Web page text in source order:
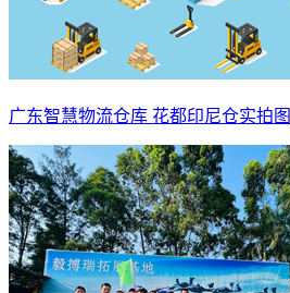
广东智慧物流仓库 花都印尼仓实拍图